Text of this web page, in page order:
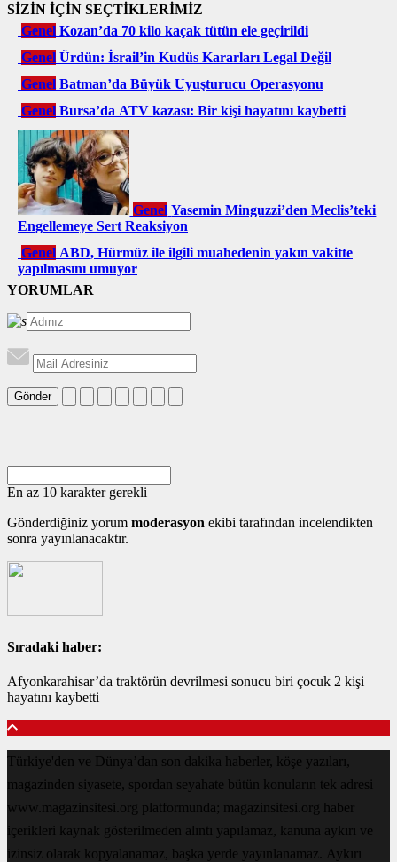
SİZİN İÇİN SEÇTİKLERİMİZ
Genel Kozan’da 70 kilo kaçak tütün ele geçirildi
Genel Ürdün: İsrail’in Kudüs Kararları Legal Değil
Genel Batman’da Büyük Uyuşturucu Operasyonu
Genel Bursa’da ATV kazası: Bir kişi hayatını kaybetti
Genel Yasemin Minguzzi’den Meclis’teki
Engellemeye Sert Reaksiyon
Genel ABD, Hürmüz ile ilgili muahedenin yakın vakitte
yapılmasını umuyor
YORUMLAR
Gönder
En az 10 karakter gerekli
Gönderdiğiniz yorum moderasyon ekibi tarafından incelendikten
sonra yayınlanacaktır.
Sıradaki haber:
Afyonkarahisar’da traktörün devrilmesi sonucu biri çocuk 2 kişi
hayatını kaybetti
Türkiye'den ve Dünya’dan son dakika haberler, köşe yazıları,
magazinden siyasete, spordan seyahate bütün konuların tek adresi
www.magazinsitesi.org platformunda; magazinsitesi.org haber
içerikleri kaynak gösterilmeden alıntı yapılamaz, kanuna aykırı ve
izinsiz olarak kopyalanamaz, başka yerde yayınlanamaz. Aykırı